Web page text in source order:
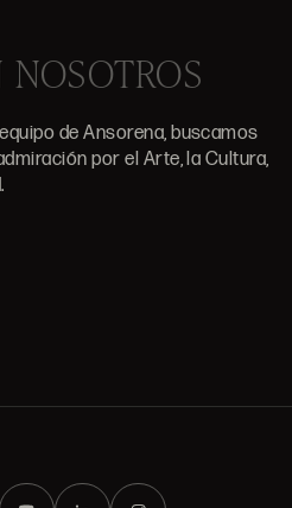
de Ansorena, buscamos
por el Arte, la Cultura,